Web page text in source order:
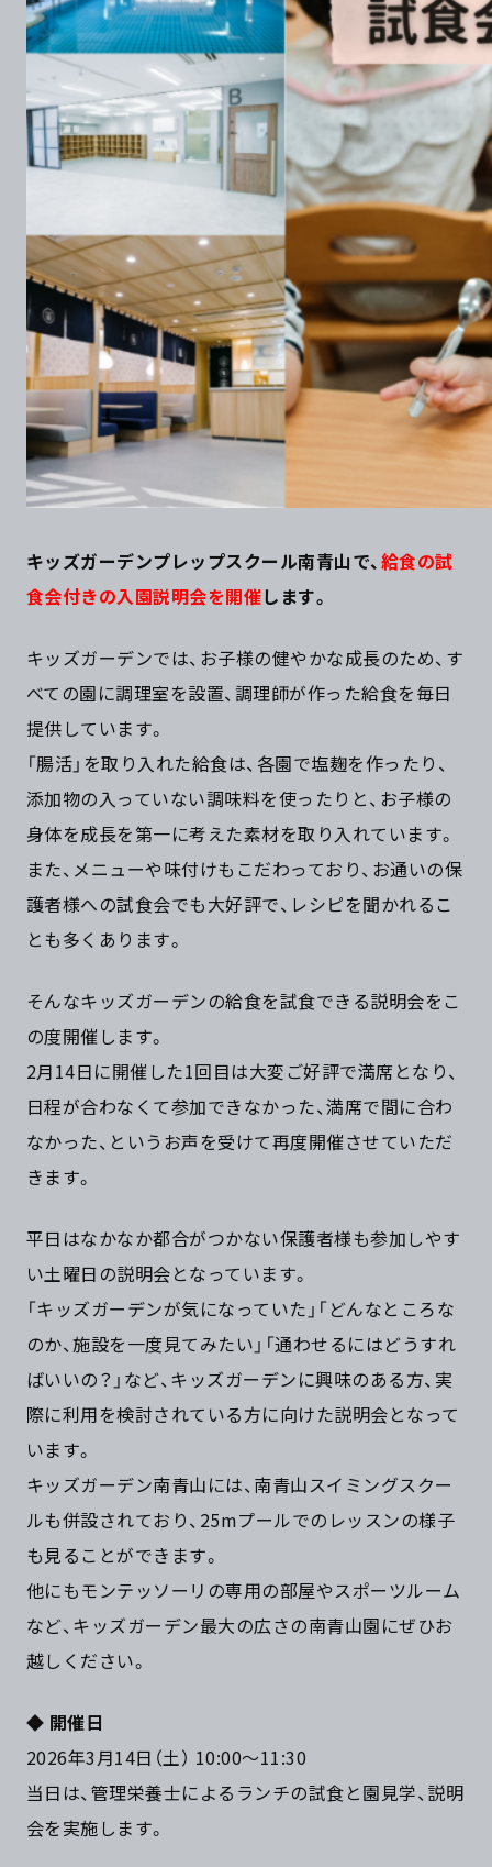
キッズガーデンプレップスクール南青山で、給食の試
食会付きの入園説明会を開催します。
キッズガーデンでは、お子様の健やかな成長のため、す
べての園に調理室を設置、調理師が作った給食を毎日
提供しています。
「腸活」を取り入れた給食は、各園で塩麹を作ったり、
添加物の入っていない調味料を使ったりと、お子様の
身体を成長を第一に考えた素材を取り入れています。
また、メニューや味付けもこだわっており、お通いの保
護者様への試食会でも大好評で、レシピを聞かれるこ
とも多くあります。
そんなキッズガーデンの給食を試食できる説明会をこ
の度開催します。
2月14日に開催した1回目は大変ご好評で満席となり、
日程が合わなくて参加できなかった、満席で間に合わ
なかった、というお声を受けて再度開催させていただ
きます。
平日はなかなか都合がつかない保護者様も参加しやす
い土曜日の説明会となっています。
「キッズガーデンが気になっていた」「どんなところな
のか、施設を一度見てみたい」「通わせるにはどうすれ
ばいいの？」など、キッズガーデンに興味のある方、実
際に利用を検討されている方に向けた説明会となって
います。
キッズガーデン南青山には、南青山スイミングスクー
ルも併設されており、25mプールでのレッスンの様子
も見ることができます。
他にもモンテッソーリの専用の部屋やスポーツルーム
など、キッズガーデン最大の広さの南青山園にぜひお
越しください。
◆ 開催日
2026年3月14日（土） 10:00～11:30
当日は、管理栄養士によるランチの試食と園見学、説明
会を実施します。